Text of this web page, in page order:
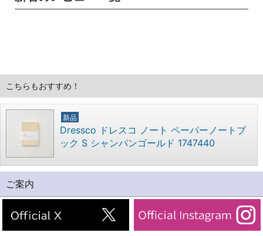
こちらもおすすめ！
新品
Dressco ドレスコ ノート ペーパーノートブ
ック S シャンパンゴールド 1747440
ご案内